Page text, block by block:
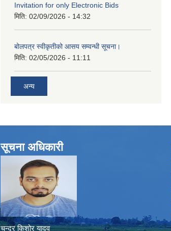
Invitation for only Electronic Bids
मिति: 02/09/2026 - 14:32
बोलपत्र स्वीकृतीको आसय सम्वन्धी सूचना।
मिति: 02/05/2026 - 11:11
अन्य
सूचना अधिकारी
चन्द्र किशोर यादव